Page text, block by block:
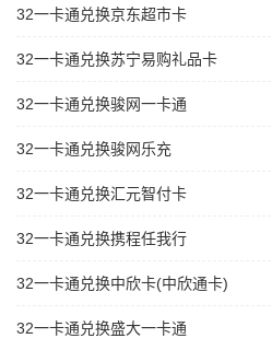
32一卡通兑换京东超市卡
32一卡通兑换苏宁易购礼品卡
32一卡通兑换骏网一卡通
32一卡通兑换骏网乐充
32一卡通兑换汇元智付卡
32一卡通兑换携程任我行
32一卡通兑换中欣卡(中欣通卡)
32一卡通兑换盛大一卡通